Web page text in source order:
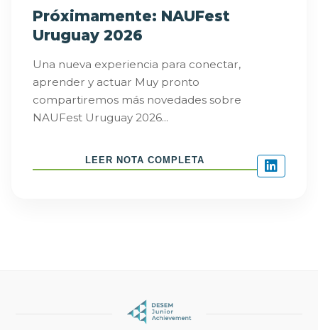
Próximamente: NAUFest
Uruguay 2026
Una nueva experiencia para conectar,
aprender y actuar Muy pronto
compartiremos más novedades sobre
NAUFest Uruguay 2026...
LEER NOTA COMPLETA